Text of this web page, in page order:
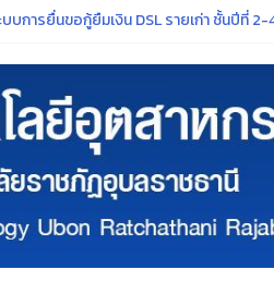
ลราชธานี เรื่อง การกำหนดระยะเวลากา
บการยื่นขอกู้ยืมเงิน DSL รายเก่า ชั้นปีที่
นธรรมอันทรงคุณค่าของจังหวัดอุบลราชธ
สภามหาวิทยาลัยมีมติแต่งตั้งให้ดำรงตำแ